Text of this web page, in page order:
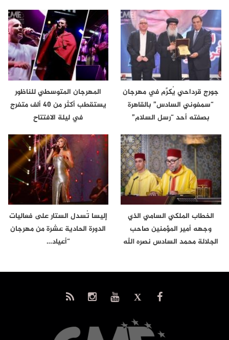
جورج قرداحي يُكرَّم في مهرجان
“سمفوني السادس” بالقاهرة
بصفته أحد “رسل السلام”
المهرجان المتوسطي للناظور
يستقطب أكثر من 40 ألف متفرج
في ليلة الافتتاح
الخطاب الملكي السامي الذي
وجهه أمير المؤمنين صاحب
الجلالة محمد السادس نصره الله
إليسا تُسدل الستار على فعاليات
الدورة الحادية عشرة من مهرجان
“أعياد…